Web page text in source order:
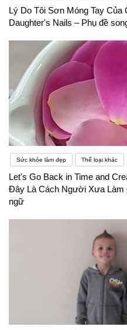
Lý Do Tôi Sơn Móng Tay Của
Daughter's Nails – Phụ đề
Sức khỏe làm đẹp Thể loại khác
Let's Go Back in Time and
Đây Là Cách Người Xưa Làm
ngữ